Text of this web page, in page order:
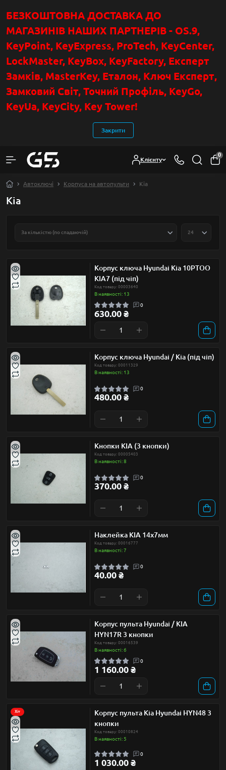
БЕЗКОШТОВНА ДОСТАВКА ДО
МАГАЗИНІВ НАШИХ ПАРТНЕРІВ - OS.9,
KeyPoint, KeyExpress, ProTech, KeyCenter,
LockMaster, KeyBox, KeyFactory, Експерт
Замків, MasterKey, Еталон, Ключ Експерт,
Замковий Світ, Точний Профіль, KeyGo,
KeyUa, KeyCity, Key Tower!
Закрити
Клієнту
0
Автоключі Корпуса на автопульти Kia
Kia
Корпус ключа Hyundai Кia 10PTOO
KIA7 (під чіп)
Код товару: 00003640
В наявності: 13
0
630.00 ₴
Корпус ключа Hyundai / Кia (під чіп)
Код товару: 00011329
В наявності: 13
0
480.00 ₴
Кнопки KIA (3 кнопки)
Код товару: 00005403
В наявності: 8
0
370.00 ₴
Наклейка KIA 14x7мм
Код товару: 00016777
В наявності: 7
0
40.00 ₴
Корпус пульта Hyundai / KIA
HYN17R 3 кнопки
Код товару: 00016539
В наявності: 6
0
1 160.00 ₴
Хіт
Корпус пульта Kia Hyundai HYN48 3
кнопки
Код товару: 00010824
В наявності: 5
0
1 030.00 ₴